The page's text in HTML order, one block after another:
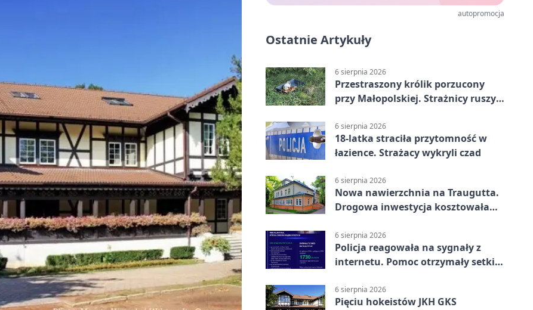
autopromocja
Ostatnie Artykuły
6 sierpnia 2026
Przestraszony królik porzucony
przy Małopolskiej. Strażnicy ruszyli
6 sierpnia 2026
18-latka straciła przytomność w
łazience. Strażacy wykryli czad
6 sierpnia 2026
Nowa nawierzchnia na Traugutta.
Drogowa inwestycja kosztowała
6 sierpnia 2026
Policja reagowała na sygnały z
internetu. Pomoc otrzymały setki
6 sierpnia 2026
Pięciu hokeistów JKH GKS